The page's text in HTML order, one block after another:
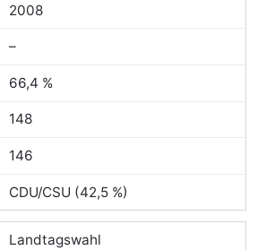
2008
–
66,4 %
148
146
CDU/CSU (42,5 %)
Landtagswahl